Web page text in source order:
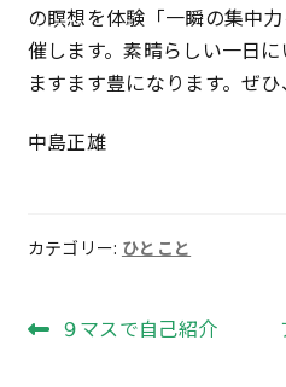
の瞑想を体験「一瞬の集中
催します。素晴らしい一日
ますます豊になります。ぜひ
中島正雄
カテゴリー: ひとこと
投前
９マスで自己紹介